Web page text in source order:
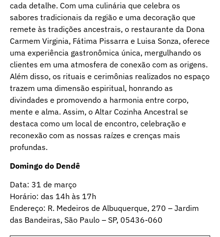
cada detalhe. Com uma culinária que celebra os
sabores tradicionais da região e uma decoração que
remete às tradições ancestrais, o restaurante da Dona
Carmem Virginia, Fátima Pissarra e Luisa Sonza, oferece
uma experiência gastronômica única, mergulhando os
clientes em uma atmosfera de conexão com as origens.
Além disso, os rituais e cerimônias realizados no espaço
trazem uma dimensão espiritual, honrando as
divindades e promovendo a harmonia entre corpo,
mente e alma. Assim, o Altar Cozinha Ancestral se
destaca como um local de encontro, celebração e
reconexão com as nossas raízes e crenças mais
profundas.
Domingo do Dendê
Data: 31 de março
Horário: das 14h às 17h
Endereço: R. Medeiros de Albuquerque, 270 – Jardim
das Bandeiras, São Paulo – SP, 05436-060